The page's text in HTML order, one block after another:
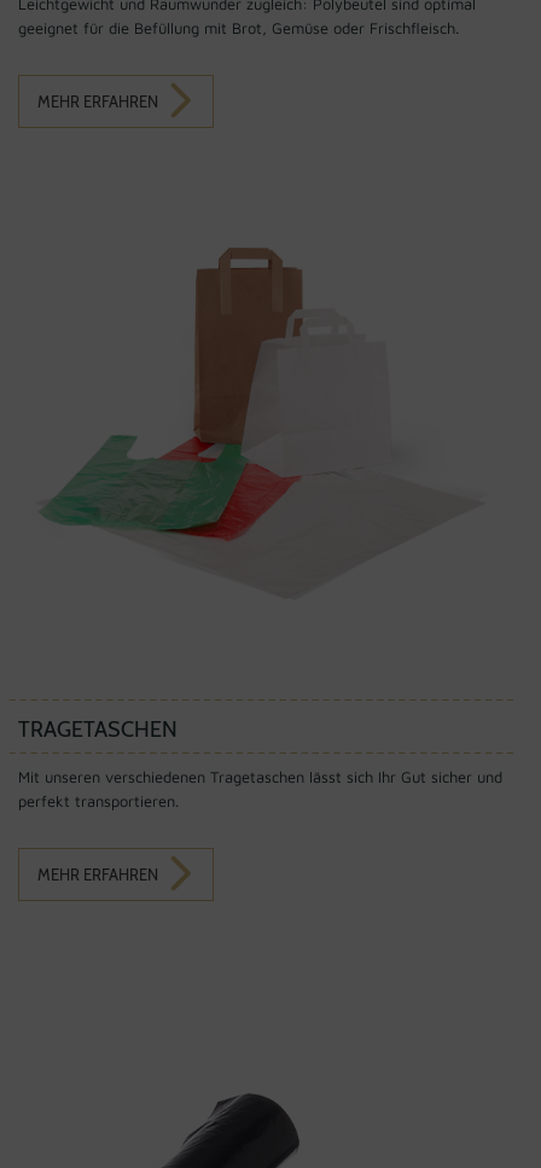
Leichtgewicht und Raumwunder zugleich: Polybeutel sind optimal
geeignet für die Befüllung mit Brot, Gemüse oder Frischfleisch.
MEHR ERFAHREN
TRAGETASCHEN
Mit unseren verschiedenen Tragetaschen lässt sich Ihr Gut sicher und
perfekt transportieren.
MEHR ERFAHREN